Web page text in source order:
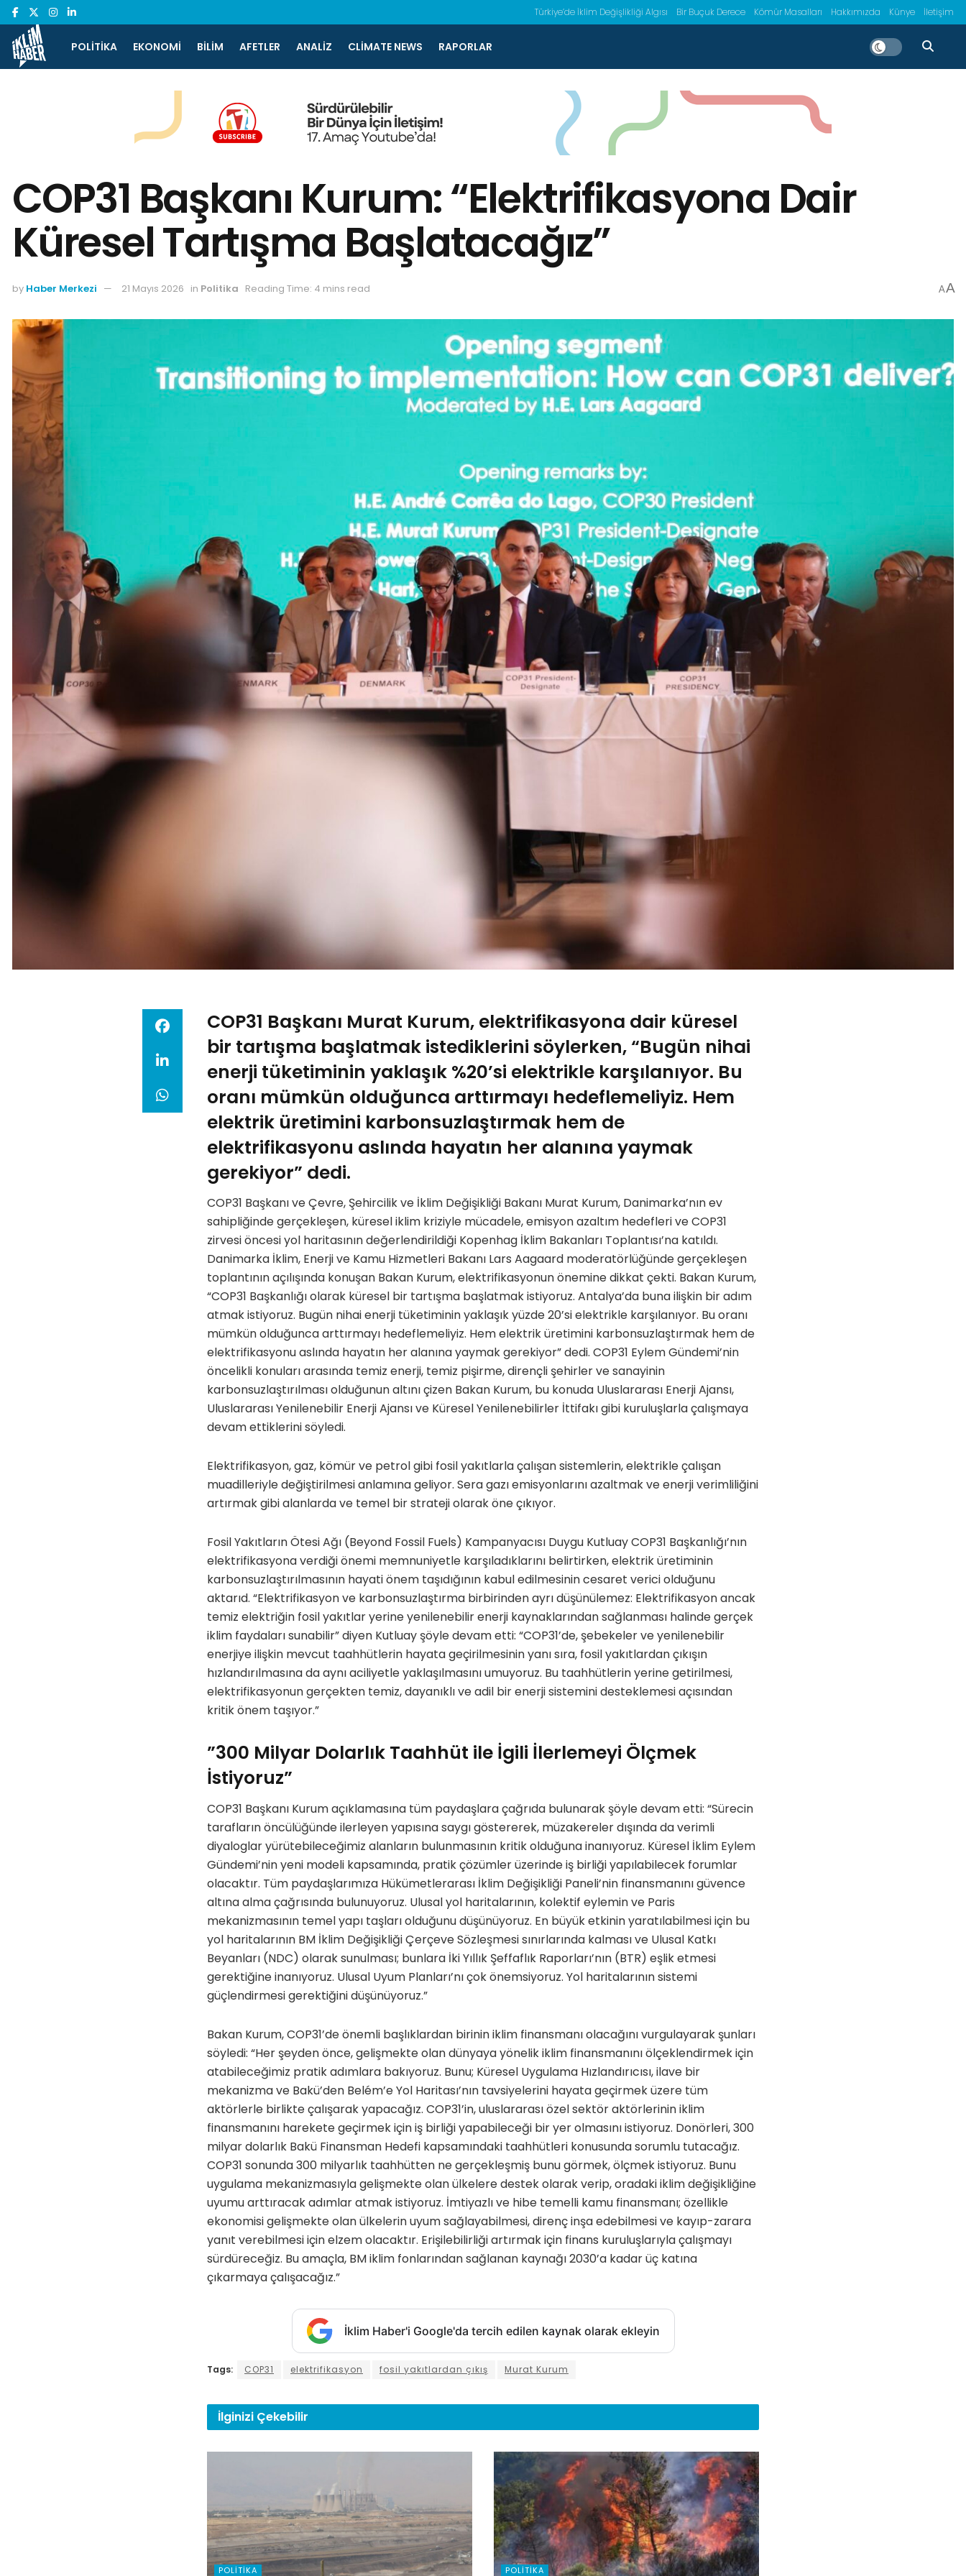
Türkiye’de İklim Değişlikliği Algısı Bir Buçuk Derece Kömür Masalları Hakkımızda Künye İletişim
POLITIKA EKONOMI BILIM AFETLER ANALIZ CLIMATE NEWS RAPORLAR
COP31 Başkanı Kurum: “Elektrifikasyona Dair
Küresel Tartışma Başlatacağız”
by Haber Merkezi 21 Mayıs 2026 in Politika Reading Time: 4 mins read AA
COP31 Başkanı Murat Kurum, elektrifikasyona dair küresel
bir tartışma başlatmak istediklerini söylerken, “Bugün nihai
enerji tüketiminin yaklaşık %20’si elektrikle karşılanıyor. Bu
oranı mümkün olduğunca arttırmayı hedeflemeliyiz. Hem
elektrik üretimini karbonsuzlaştırmak hem de
elektrifikasyonu aslında hayatın her alanına yaymak
gerekiyor” dedi.
COP31 Başkanı ve Çevre, Şehircilik ve İklim Değişikliği Bakanı Murat Kurum, Danimarka’nın ev
sahipliğinde gerçekleşen, küresel iklim kriziyle mücadele, emisyon azaltım hedefleri ve COP31
zirvesi öncesi yol haritasının değerlendirildiği Kopenhag İklim Bakanları Toplantısı’na katıldı.
Danimarka İklim, Enerji ve Kamu Hizmetleri Bakanı Lars Aagaard moderatörlüğünde gerçekleşen
toplantının açılışında konuşan Bakan Kurum, elektrifikasyonun önemine dikkat çekti. Bakan Kurum,
“COP31 Başkanlığı olarak küresel bir tartışma başlatmak istiyoruz. Antalya’da buna ilişkin bir adım
atmak istiyoruz. Bugün nihai enerji tüketiminin yaklaşık yüzde 20’si elektrikle karşılanıyor. Bu oranı
mümkün olduğunca arttırmayı hedeflemeliyiz. Hem elektrik üretimini karbonsuzlaştırmak hem de
elektrifikasyonu aslında hayatın her alanına yaymak gerekiyor” dedi. COP31 Eylem Gündemi’nin
öncelikli konuları arasında temiz enerji, temiz pişirme, dirençli şehirler ve sanayinin
karbonsuzlaştırılması olduğunun altını çizen Bakan Kurum, bu konuda Uluslararası Enerji Ajansı,
Uluslararası Yenilenebilir Enerji Ajansı ve Küresel Yenilenebilirler İttifakı gibi kuruluşlarla çalışmaya
devam ettiklerini söyledi.
Elektrifikasyon, gaz, kömür ve petrol gibi fosil yakıtlarla çalışan sistemlerin, elektrikle çalışan
muadilleriyle değiştirilmesi anlamına geliyor. Sera gazı emisyonlarını azaltmak ve enerji verimliliğini
artırmak gibi alanlarda ve temel bir strateji olarak öne çıkıyor.
Fosil Yakıtların Ötesi Ağı (Beyond Fossil Fuels) Kampanyacısı Duygu Kutluay COP31 Başkanlığı’nın
elektrifikasyona verdiği önemi memnuniyetle karşıladıklarını belirtirken, elektrik üretiminin
karbonsuzlaştırılmasının hayati önem taşıdığının kabul edilmesinin cesaret verici olduğunu
aktarıd. “Elektrifikasyon ve karbonsuzlaştırma birbirinden ayrı düşünülemez: Elektrifikasyon ancak
temiz elektriğin fosil yakıtlar yerine yenilenebilir enerji kaynaklarından sağlanması halinde gerçek
iklim faydaları sunabilir” diyen Kutluay şöyle devam etti: “COP31’de, şebekeler ve yenilenebilir
enerjiye ilişkin mevcut taahhütlerin hayata geçirilmesinin yanı sıra, fosil yakıtlardan çıkışın
hızlandırılmasına da aynı aciliyetle yaklaşılmasını umuyoruz. Bu taahhütlerin yerine getirilmesi,
elektrifikasyonun gerçekten temiz, dayanıklı ve adil bir enerji sistemini desteklemesi açısından
kritik önem taşıyor.”
”300 Milyar Dolarlık Taahhüt ile İgili İlerlemeyi Ölçmek
İstiyoruz”
COP31 Başkanı Kurum açıklamasına tüm paydaşlara çağrıda bulunarak şöyle devam etti: “Sürecin
tarafların öncülüğünde ilerleyen yapısına saygı göstererek, müzakereler dışında da verimli
diyaloglar yürütebileceğimiz alanların bulunmasının kritik olduğuna inanıyoruz. Küresel İklim Eylem
Gündemi’nin yeni modeli kapsamında, pratik çözümler üzerinde iş birliği yapılabilecek forumlar
olacaktır. Tüm paydaşlarımıza Hükümetlerarası İklim Değişikliği Paneli’nin finansmanını güvence
altına alma çağrısında bulunuyoruz. Ulusal yol haritalarının, kolektif eylemin ve Paris
mekanizmasının temel yapı taşları olduğunu düşünüyoruz. En büyük etkinin yaratılabilmesi için bu
yol haritalarının BM İklim Değişikliği Çerçeve Sözleşmesi sınırlarında kalması ve Ulusal Katkı
Beyanları (NDC) olarak sunulması; bunlara İki Yıllık Şeffaflık Raporları’nın (BTR) eşlik etmesi
gerektiğine inanıyoruz. Ulusal Uyum Planları’nı çok önemsiyoruz. Yol haritalarının sistemi
güçlendirmesi gerektiğini düşünüyoruz.”
Bakan Kurum, COP31’de önemli başlıklardan birinin iklim finansmanı olacağını vurgulayarak şunları
söyledi: “Her şeyden önce, gelişmekte olan dünyaya yönelik iklim finansmanını ölçeklendirmek için
atabileceğimiz pratik adımlara bakıyoruz. Bunu; Küresel Uygulama Hızlandırıcısı, ilave bir
mekanizma ve Bakü’den Belém’e Yol Haritası’nın tavsiyelerini hayata geçirmek üzere tüm
aktörlerle birlikte çalışarak yapacağız. COP31’in, uluslararası özel sektör aktörlerinin iklim
finansmanını harekete geçirmek için iş birliği yapabileceği bir yer olmasını istiyoruz. Donörleri, 300
milyar dolarlık Bakü Finansman Hedefi kapsamındaki taahhütleri konusunda sorumlu tutacağız.
COP31 sonunda 300 milyarlık taahhütten ne gerçekleşmiş bunu görmek, ölçmek istiyoruz. Bunu
uygulama mekanizmasıyla gelişmekte olan ülkelere destek olarak verip, oradaki iklim değişikliğine
uyumu arttıracak adımlar atmak istiyoruz. İmtiyazlı ve hibe temelli kamu finansmanı; özellikle
ekonomisi gelişmekte olan ülkelerin uyum sağlayabilmesi, direnç inşa edebilmesi ve kayıp-zarara
yanıt verebilmesi için elzem olacaktır. Erişilebilirliği artırmak için finans kuruluşlarıyla çalışmayı
sürdüreceğiz. Bu amaçla, BM iklim fonlarından sağlanan kaynağı 2030’a kadar üç katına
çıkarmaya çalışacağız.”
İklim Haber'i Google'da tercih edilen kaynak olarak ekleyin
Tags: COP31 elektrifikasyon fosil yakıtlardan çıkış Murat Kurum
İlginizi Çekebilir
POLITIKA POLITIKA